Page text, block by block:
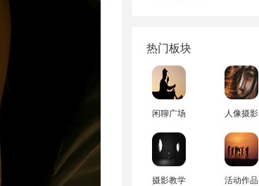
热门板块
闲聊广场 人像摄影
摄影教学 活动作品